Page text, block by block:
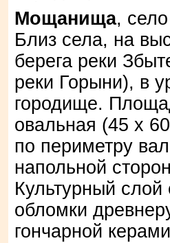
Мощанища,
Близ села, на
берега реки
реки Горыни), в
городище.
овальная (45 x
по периметру
напольной
Культурный
обломки
гончарной